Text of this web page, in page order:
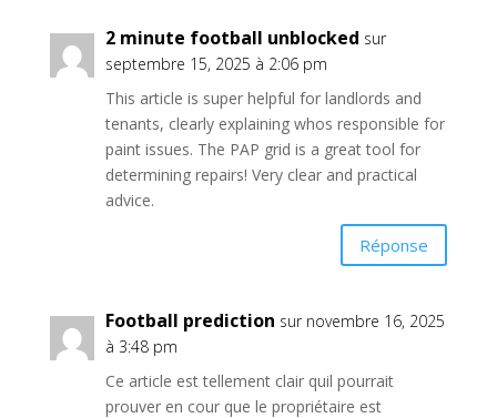
2 minute football unblocked sur
septembre 15, 2025 à 2:06 pm
This article is super helpful for landlords and
tenants, clearly explaining whos responsible for
paint issues. The PAP grid is a great tool for
determining repairs! Very clear and practical
advice.
Réponse
Football prediction sur novembre 16, 2025
à 3:48 pm
Ce article est tellement clair quil pourrait
prouver en cour que le propriétaire est